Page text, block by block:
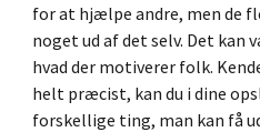
for at hjælpe andre, men de
noget ud af det selv. Det
hvad der motiverer folk.
helt præcist, kan du i dine
forskellige ting, man kan få